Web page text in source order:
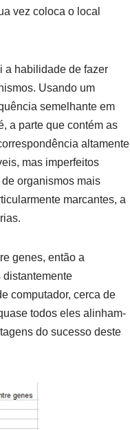
vez coloca o local
a habilidade de fazer
Usando um
semelhante em
a parte que contém as
altamente
mas imperfeitos
organismos mais
marcantes, a
genes, então a
computador, cerca de
todos eles alinham-
do sucesso deste